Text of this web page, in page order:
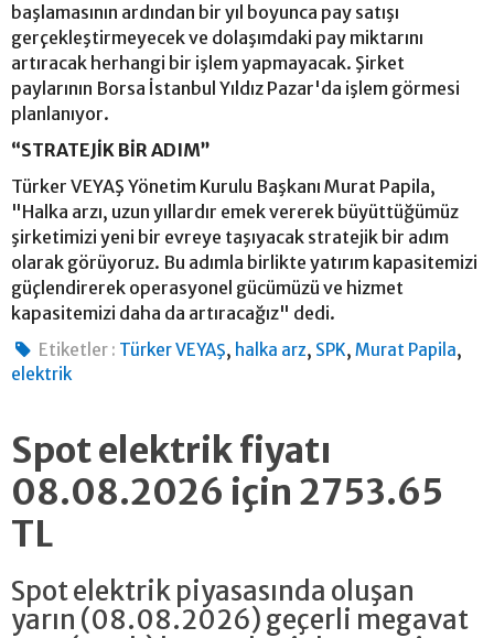
başlamasının ardından bir yıl boyunca pay satışı
gerçekleştirmeyecek ve dolaşımdaki pay miktarını
artıracak herhangi bir işlem yapmayacak. Şirket
paylarının Borsa İstanbul Yıldız Pazar'da işlem görmesi
planlanıyor.
“STRATEJİK BİR ADIM”
Türker VEYAŞ Yönetim Kurulu Başkanı Murat Papila,
"Halka arzı, uzun yıllardır emek vererek büyüttüğümüz
şirketimizi yeni bir evreye taşıyacak stratejik bir adım
olarak görüyoruz. Bu adımla birlikte yatırım kapasitemizi
güçlendirerek operasyonel gücümüzü ve hizmet
kapasitemizi daha da artıracağız" dedi.
Etiketler : Türker VEYAŞ, halka arz, SPK,Murat Papila,
elektrik
Spot elektrik fiyatı
08.08.2026 için 2753.65
TL
Spot elektrik piyasasında oluşan
yarın (08.08.2026) geçerli megavat